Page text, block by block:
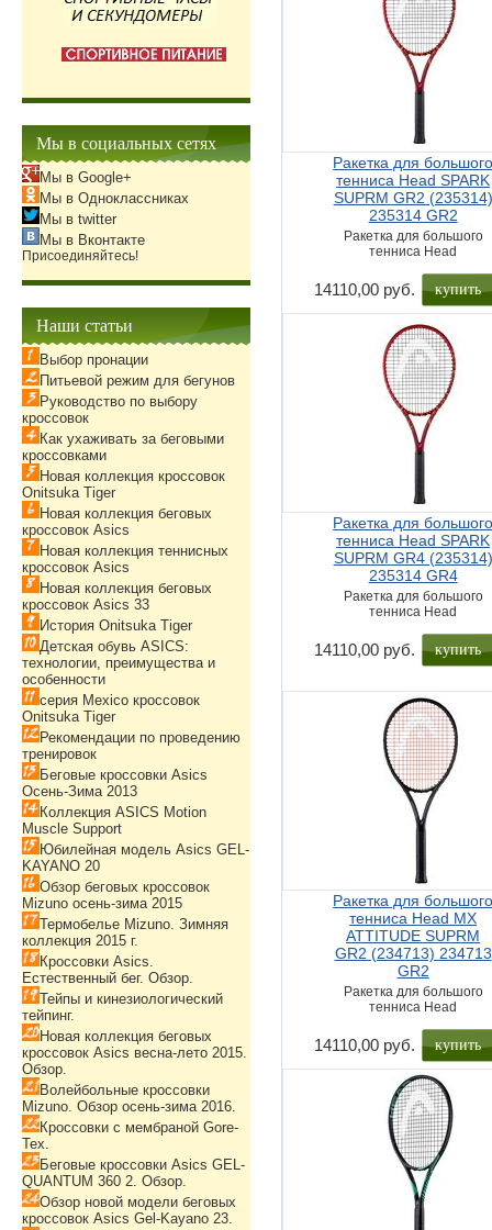
Ракетка для
тенниса Head SPARK
SUPRM GR2 (235314)
235314 GR2
Ракетка для большого
тенниса Head
14110,00 руб. купить
Ракетка для
тенниса Head SPARK
SUPRM GR4 (235314)
235314 GR4
Ракетка для большого
тенниса Head
14110,00 руб. купить
Ракетка для
тенниса Head MX
ATTITUDE SUPRM
GR2 (234713) 234713
GR2
Ракетка для большого
тенниса Head
14110,00 руб. купить
Мы в социальных сетях
Мы в Google+
Мы в Одноклассниках
Мы в twitter
Мы в Вконтакте
Присоединяйтесь!
Наши статьи
Выбор пронации
Питьевой режим для бегунов
Руководство по выбору
кроссовок
Как ухаживать за беговыми
кроссовками
Новая коллекция кроссовок
Onitsuka Tiger
Новая коллекция беговых
кроссовок Asics
Новая коллекция теннисных
кроссовок Asics
Новая коллекция беговых
кроссовок Asics 33
История Onitsuka Tiger
Детская обувь ASICS:
технологии, преимущества и
особенности
серия Mexico кроссовок
Onitsuka Tiger
Рекомендации по проведению
тренировок
Беговые кроссовки Asics
Осень-Зима 2013
Коллекция ASICS Motion
Muscle Support
Юбилейная модель Asics GEL-
KAYANO 20
Обзор беговых кроссовок
Mizuno осень-зима 2015
Термобелье Mizuno. Зимняя
коллекция 2015 г.
Кроссовки Asics.
Естественный бег. Обзор.
Тейпы и кинезиологический
тейпинг.
Новая коллекция беговых
кроссовок Asics весна-лето 2015.
Обзор.
Волейбольные кроссовки
Mizuno. Обзор осень-зима 2016.
Кроссовки с мембраной Gore-
Tex.
Беговые кроссовки Asics GEL-
QUANTUM 360 2. Обзор.
Обзор новой модели беговых
кроссовок Asics Gel-Kayano 23.